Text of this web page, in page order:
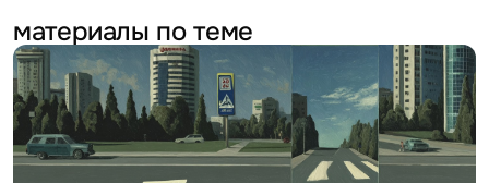
материалы по теме